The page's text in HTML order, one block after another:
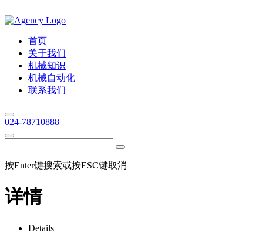
首页
关于我们
机械知识
机械自动化
联系我们
024-78710888
按Enter键搜索或按ESC键取消
详情
Details